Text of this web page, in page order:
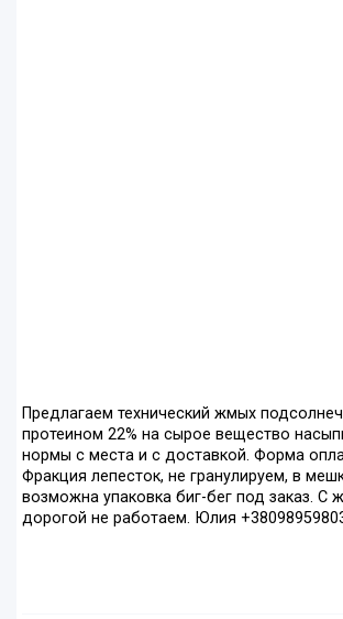
Предлагаем технический жмых
протеином 22% на сырое вещество
нормы с места и с доставкой. Форма
Фракция лепесток, не гранулируем, в
возможна упаковка биг-бег под заказ. С
дорогой не работаем. Юлия